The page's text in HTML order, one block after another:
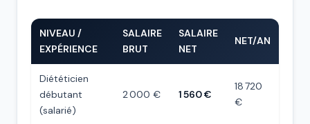
NIVEAU /
EXPÉRIENCE
SALAIRE
BRUT
SALAIRE
NET
NET/AN
Diététicien
débutant
(salarié)
2 000 € 1 560 €
18 720
€